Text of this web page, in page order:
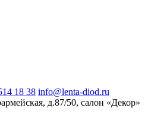
18 38 info@lenta-diod.ru
д.87/50, салон «Декор»